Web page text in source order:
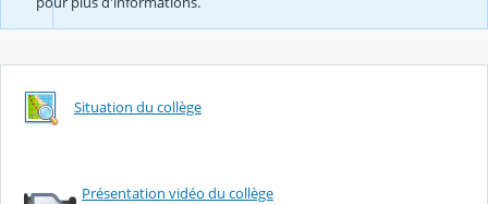
Situation du collège
Présentation vidéo du collège